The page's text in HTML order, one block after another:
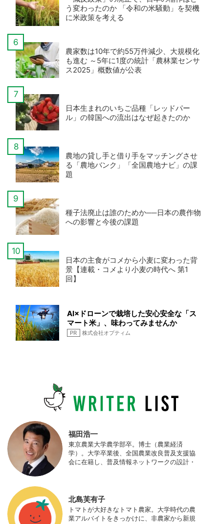
う変わったのか 「令和の米騒動」を契機
に米政策を考える
農家数は10年で約55万件減少、大規模化
も進む ～5年に1度の統計「農林業センサ
ス2025」概数値が公表
日本生まれのいちご品種「レッドパー
ル」の韓国への流出はなぜ起きたのか
農地の貸し手と借り手をマッチングさせ
る「農地バンク」「全国農地ナビ」の課
題
種子法廃止は誰のためか──日本の農作物
への影響と今後の課題
日本の主食がコメから小麦に変わった背
景【連載・コメより小麦の時代へ 第1
回】
AI×ドローンで栽培した安心安全な「ス
マート米」、味わってみませんか
PR 株式会社オプティム
福田浩一
東京農業大学農学部卒。博士（農業経済
学）。大学卒業後、全国農業改良普及支援協
会に在籍し、普及情報ネットワークの設計・
の実証試験や農産物輸出などに関わった。主
にスマート農業の実証試験やコンサルなどに
携わっている。 HP：http://www.ijas.co.jp/
北島芙有子
トマトが大好きなトマト農家。大学時代の農
業アルバイトをきっかけに、非農家から新規